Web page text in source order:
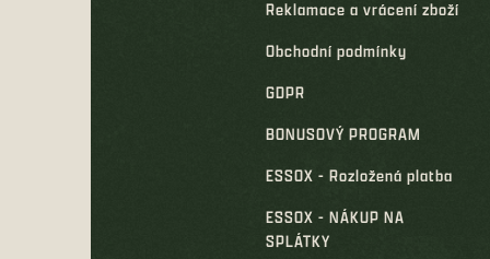
Reklamace a vrácení zboží
Obchodní podmínky
GDPR
BONUSOVÝ PROGRAM
ESSOX - Rozložená platba
ESSOX - NÁKUP NA
SPLÁTKY